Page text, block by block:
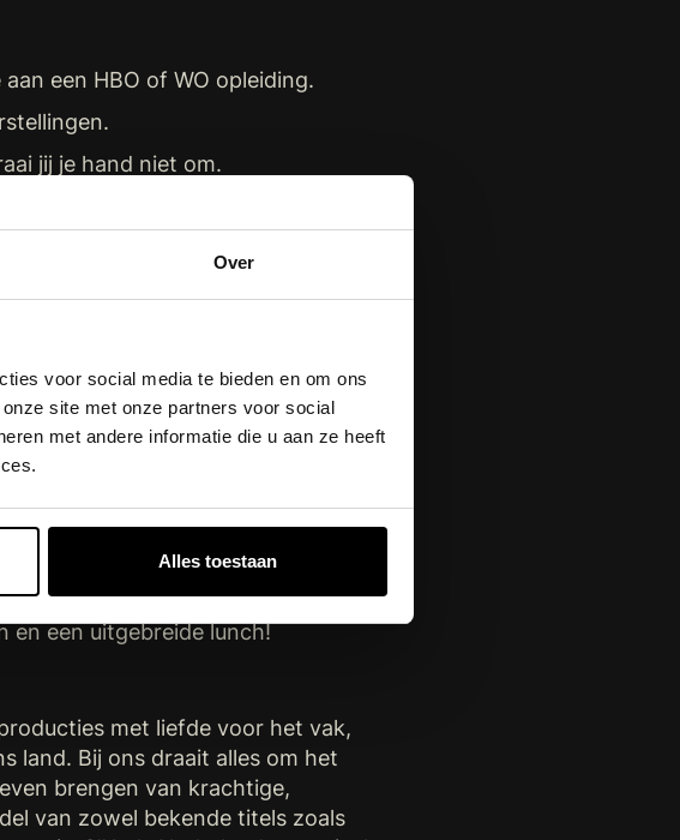
Over
voor social media te bieden en om ons
site met onze partners voor social
met andere informatie die u aan ze heeft
Alles toestaan
een HBO of WO opleiding.
jij je hand niet om.
de hoogte van de online trends.
Dit doen we vanuit ons leuke
we natuurlijk een
en een uitgebreide lunch!
met liefde voor het vak,
land. Bij ons draait alles om het
brengen van krachtige,
van zowel bekende titels zoals